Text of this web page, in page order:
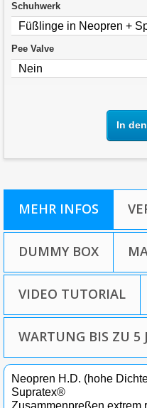
Schuhwerk
Füßlinge in Neopren +
Pee Valve
Nein
In
MEHR INFOS
DUMMY BOX
VIDEO TUTORIAL
WARTUNG BIS ZU 5
Neopren H.D. (hohe
Supratex®
Zusammenpreßen extrem